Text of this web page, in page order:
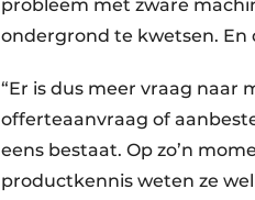
probleem met zware
ondergrond te kwetsen. En
“Er is dus meer vraag naar
offerteaanvraag of
eens bestaat. Op zo’n
productkennis weten ze